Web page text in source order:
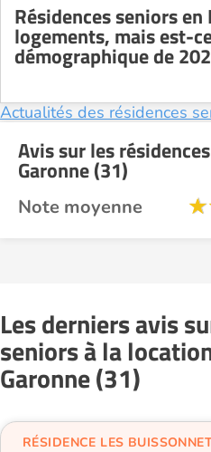
Résidences seniors
logements, mais est-
démographique de
Actualités des résidences
Avis sur les
Garonne (31)
Note moyenne
Les derniers avis
seniors à la
Garonne (31)
RÉSIDENCE LES